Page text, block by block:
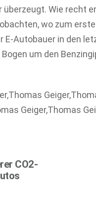
überzeugt. Wie recht
wo zum
E-Autobauer in den
um den
Geiger,Thomas
CO2-